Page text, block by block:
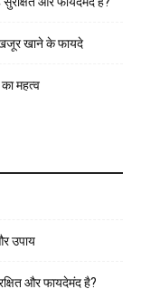
खाने के फायदे
महत्व
उपाय
और फायदेमंद है?